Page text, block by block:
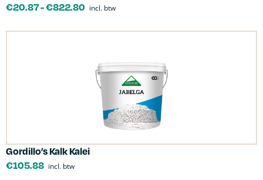
€20.87-€822.80 incl. btw
Gordillo’s Kalk Kalei
€105.88 incl. btw